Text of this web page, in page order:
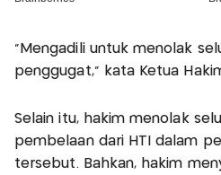
"Mengadili untuk menolak
penggugat," kata Ketua
Selain itu, hakim menolak
pembelaan dari HTI dalam
tersebut. Bahkan, hakim